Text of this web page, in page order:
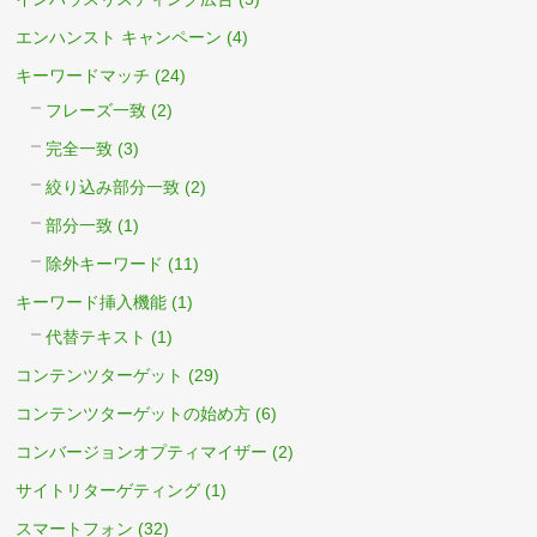
エンハンスト キャンペーン (4)
キーワードマッチ (24)
フレーズ一致 (2)
完全一致 (3)
絞り込み部分一致 (2)
部分一致 (1)
除外キーワード (11)
キーワード挿入機能 (1)
代替テキスト (1)
コンテンツターゲット (29)
コンテンツターゲットの始め方 (6)
コンバージョンオプティマイザー (2)
サイトリターゲティング (1)
スマートフォン (32)